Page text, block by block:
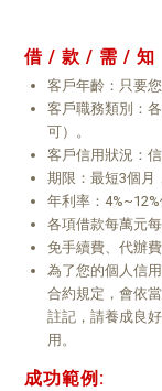
借 / 款 / 需 / 知
客戶年齡：只要
客戶職務類別：
可）。
客戶信用狀況：
期限：最短3個月
年利率：4%~12%
各項借款每萬元每
免手續費、代辦費
為了您的個人信
合約規定，會依
註記，請養成良
用。
成功範例: